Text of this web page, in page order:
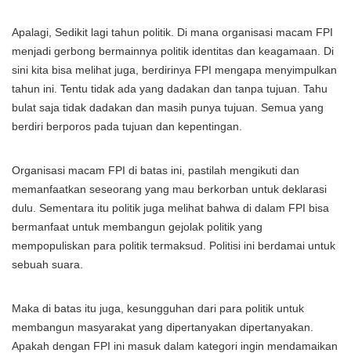
Apalagi, Sedikit lagi tahun politik. Di mana organisasi macam FPI
menjadi gerbong bermainnya politik identitas dan keagamaan. Di
sini kita bisa melihat juga, berdirinya FPI mengapa menyimpulkan
tahun ini. Tentu tidak ada yang dadakan dan tanpa tujuan. Tahu
bulat saja tidak dadakan dan masih punya tujuan. Semua yang
berdiri berporos pada tujuan dan kepentingan.
Organisasi macam FPI di batas ini, pastilah mengikuti dan
memanfaatkan seseorang yang mau berkorban untuk deklarasi
dulu. Sementara itu politik juga melihat bahwa di dalam FPI bisa
bermanfaat untuk membangun gejolak politik yang
mempopuliskan para politik termaksud. Politisi ini berdamai untuk
sebuah suara.
Maka di batas itu juga, kesungguhan dari para politik untuk
membangun masyarakat yang dipertanyakan dipertanyakan.
Apakah dengan FPI ini masuk dalam kategori ingin mendamaikan